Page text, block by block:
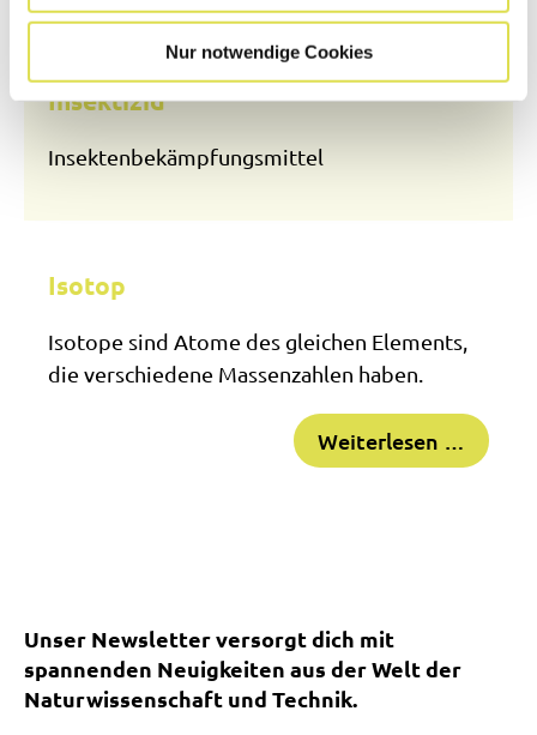
Nur notwendige Cookies
Insektizid
Insektenbekämpfungsmittel
Isotop
Isotope sind Atome des gleichen Elements,
die verschiedene Massenzahlen haben.
Weiterlesen …
Unser Newsletter versorgt dich mit
spannenden Neuigkeiten aus der Welt der
Naturwissenschaft und Technik.